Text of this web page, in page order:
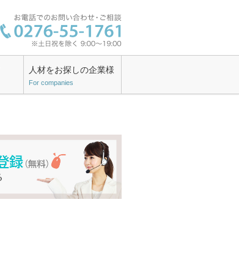
人材をお探しの企業様
For companies